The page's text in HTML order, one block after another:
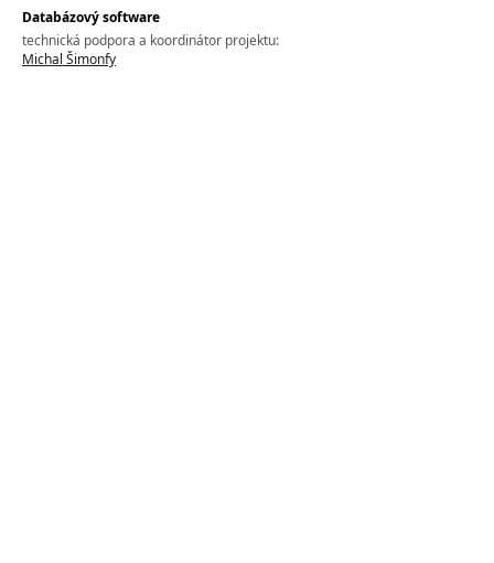
Databázový software
technická podpora a koordinátor projektu:
Michal Šimonfy